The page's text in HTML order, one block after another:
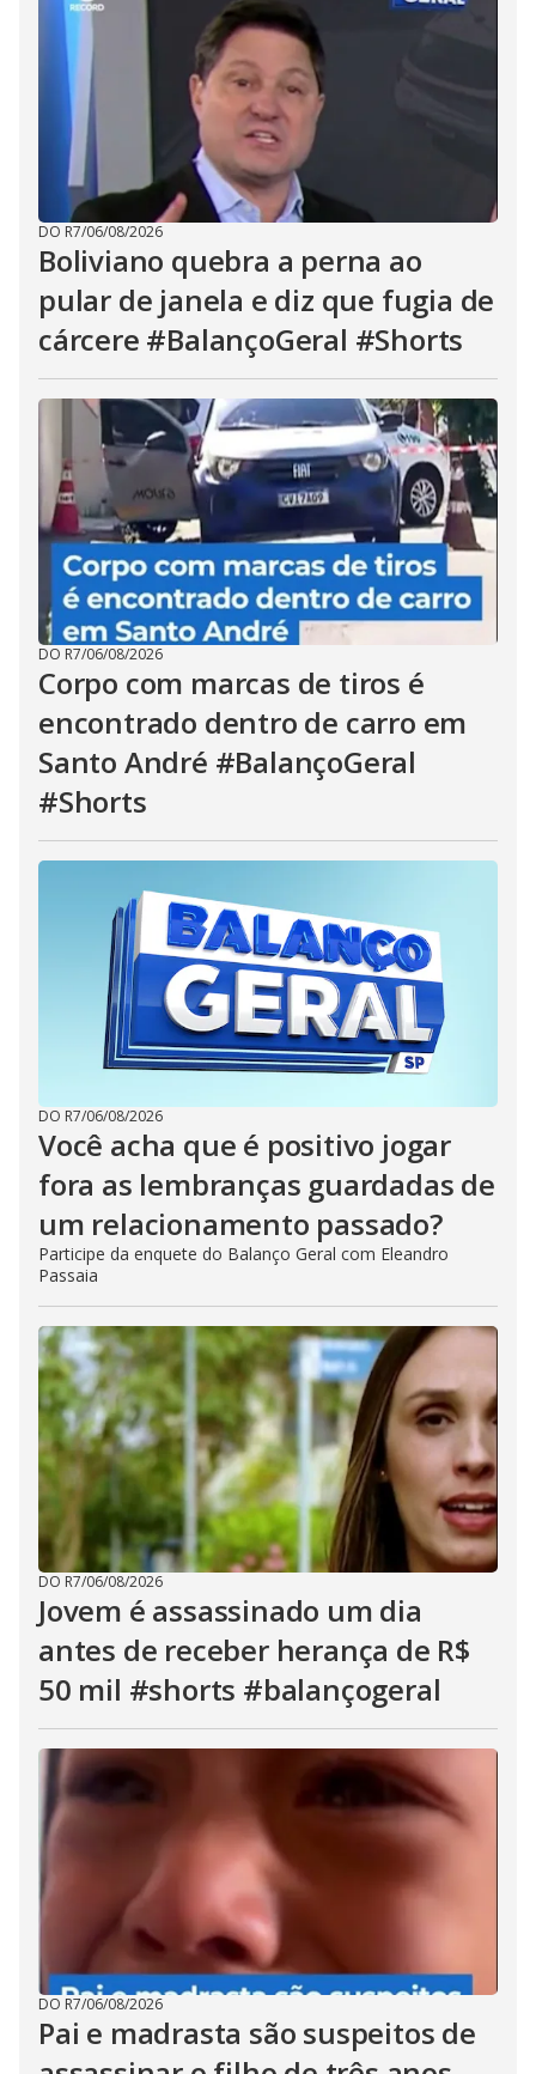
DO R7/06/08/2026
Boliviano quebra a perna ao
pular de janela e diz que fugia de
cárcere #BalançoGeral #Shorts
DO R7/06/08/2026
Corpo com marcas de tiros é
encontrado dentro de carro em
Santo André #BalançoGeral
#Shorts
DO R7/06/08/2026
Você acha que é positivo jogar
fora as lembranças guardadas de
um relacionamento passado?
Participe da enquete do Balanço Geral com Eleandro
Passaia
DO R7/06/08/2026
Jovem é assassinado um dia
antes de receber herança de R$
50 mil #shorts #balançogeral
DO R7/06/08/2026
Pai e madrasta são suspeitos de